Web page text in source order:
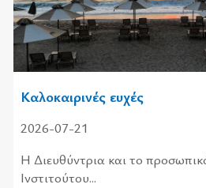
Καλοκαιρινές ευχές
2026-07-21
Η Διευ­θύ­ντρια και το
Ινστι­τού­του...